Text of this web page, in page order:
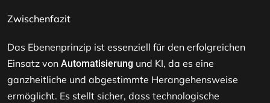
Zwischenfazit
Das Ebenenprinzip ist essenziell für den erfolgreichen
Einsatz von Automatisierung und KI, da es eine
ganzheitliche und abgestimmte Herangehensweise
ermöglicht. Es stellt sicher, dass technologische